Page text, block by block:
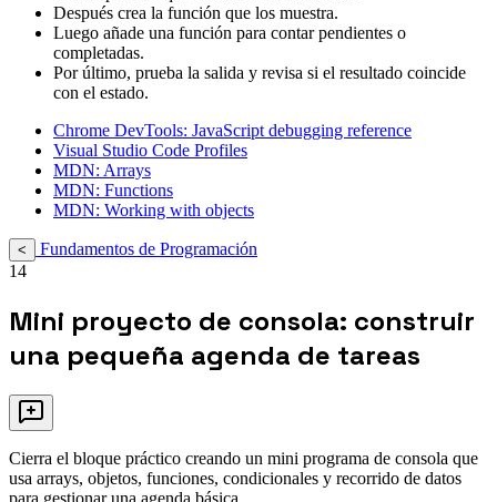
Después crea la función que los muestra.
Luego añade una función para contar pendientes o
completadas.
Por último, prueba la salida y revisa si el resultado coincide
con el estado.
Chrome DevTools: JavaScript debugging reference
Visual Studio Code Profiles
MDN: Arrays
MDN: Functions
MDN: Working with objects
<
Fundamentos de Programación
14
Mini proyecto de consola: construir
una pequeña agenda de tareas
Cierra el bloque práctico creando un mini programa de consola que
usa arrays, objetos, funciones, condicionales y recorrido de datos
para gestionar una agenda básica.